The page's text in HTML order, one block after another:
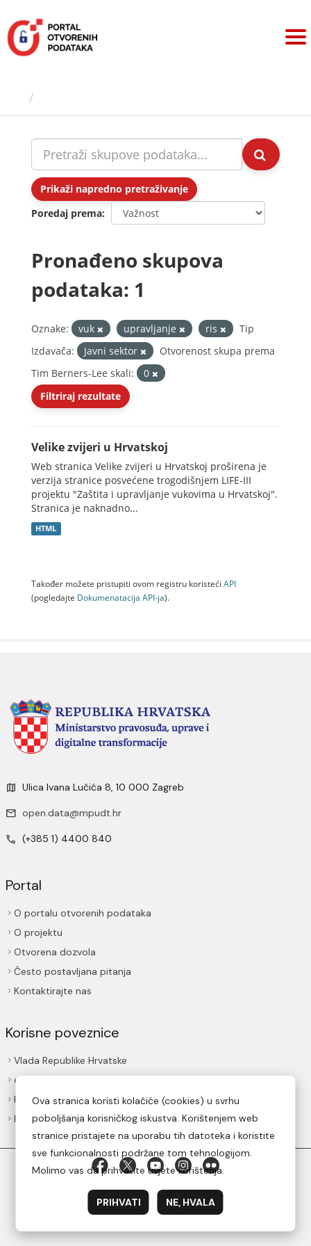
sadržaj
Prikaži napredno pretraživanje
Poredaj prema
Pronađeno skupova
podataka: 1
Oznake: vuk upravljanje ris
Tip
Izdavača:
Javni sektor
Otvorenost skupa prema
Tim Berners-Lee skali:
0
Filtriraj rezultate
Velike zvijeri u Hrvatskoj
Web stranica Velike zvijeri u Hrvatskoj proširena je
verzija stranice posvećene trogodišnjem LIFE-III
projektu "Zaštita i upravljanje vukovima u Hrvatskoj".
Stranica je naknadno...
HTML
Također možete pristupiti ovom registru koristeći API
(pogledajte Dokumenаtаcijа API-jа).